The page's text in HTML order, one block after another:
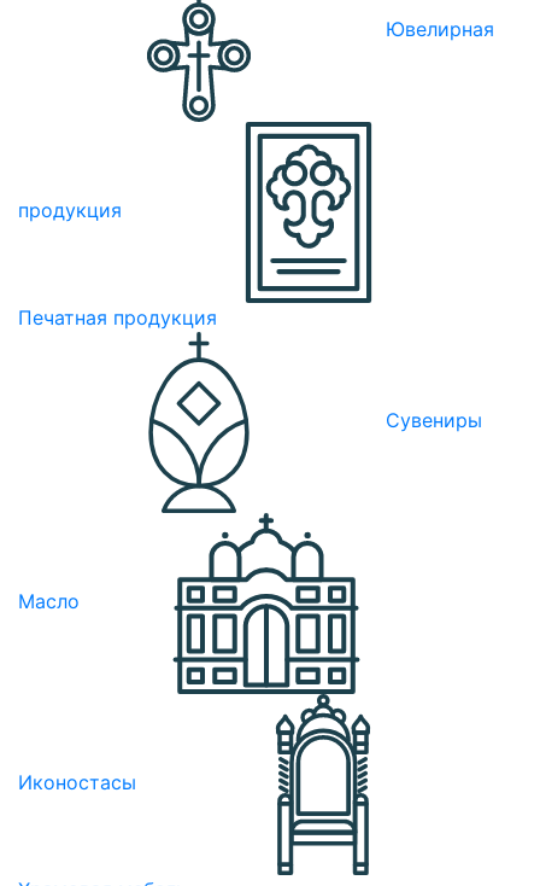
Ювелирная
продукция
Печатная продукция
Сувениры
Масло
Иконостасы